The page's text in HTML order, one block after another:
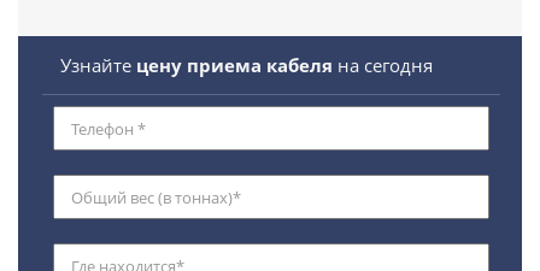
Узнайте цену приема кабеля на сегодня